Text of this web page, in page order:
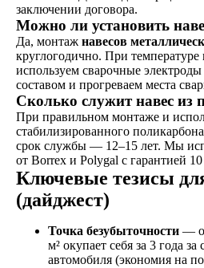
заключении договора.
Можно ли установить
Да, монтаж навесов
круглогодично. При
используем сварочные
составом и прогреваем места
Сколько служит навес из
При правильном монтаже и
стабилизированного
срок службы — 12–15 лет. Мы
от Borrex и Polygal с гарантией 10
Ключевые тезисы
(дайджест)
Точка безубыточности —
м² окупает себя за 3 года
автомобиля (экономия на